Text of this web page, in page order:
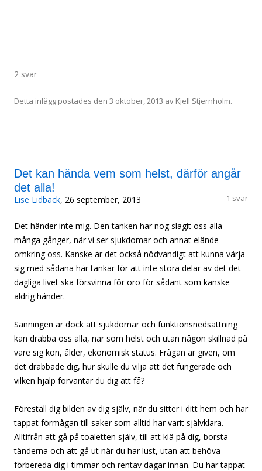
2 svar
Detta inlägg postades den 3 oktober, 2013 av Kjell Stjernholm.
Det kan hända vem som helst, därför angår
det alla!
Lise Lidbäck, 26 september, 2013 1 svar
Det händer inte mig. Den tanken har nog slagit oss alla
många gånger, när vi ser sjukdomar och annat elände
omkring oss. Kanske är det också nödvändigt att kunna värja
sig med sådana här tankar för att inte stora delar av det det
dagliga livet ska försvinna för oro för sådant som kanske
aldrig händer.
Sanningen är dock att sjukdomar och funktionsnedsättning
kan drabba oss alla, när som helst och utan någon skillnad på
vare sig kön, ålder, ekonomisk status. Frågan är given, om
det drabbade dig, hur skulle du vilja att det fungerade och
vilken hjälp förväntar du dig att få?
Föreställ dig bilden av dig själv, när du sitter i ditt hem och har
tappat förmågan till saker som alltid har varit självklara.
Alltifrån att gå på toaletten själv, till att klä på dig, borsta
tänderna och att gå ut när du har lust, utan att behöva
förbereda dig i timmar och rentav dagar innan. Du har tappat